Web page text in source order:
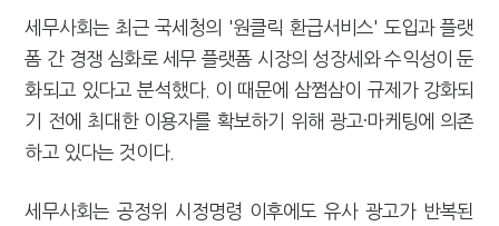
세무사회는 최근 국세청의 '원클릭 환급서비스' 도입과 플랫
폼 간 경쟁 심화로 세무 플랫폼 시장의 성장세와 수익성이 둔
화되고 있다고 분석했다. 이 때문에 삼쩜삼이 규제가 강화되
기 전에 최대한 이용자를 확보하기 위해 광고·마케팅에 의존
하고 있다는 것이다.
세무사회는 공정위 시정명령 이후에도 유사 광고가 반복된